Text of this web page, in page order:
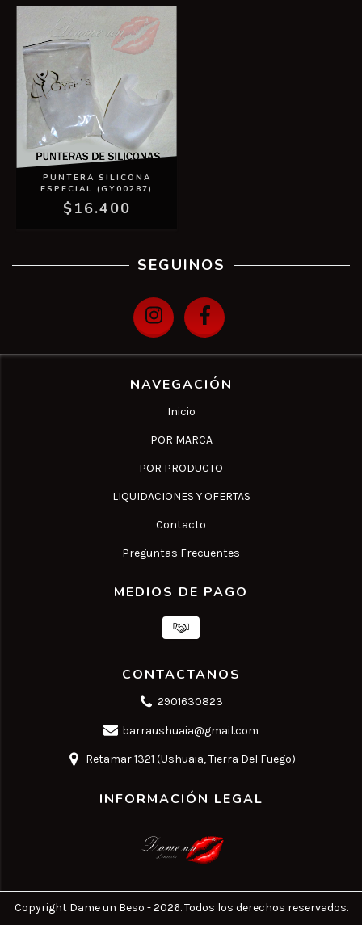
PUNTERA SILICONA
ESPECIAL (GY00287)
$16.400
SEGUINOS
NAVEGACIÓN
Inicio
POR MARCA
POR PRODUCTO
LIQUIDACIONES Y OFERTAS
Contacto
Preguntas Frecuentes
MEDIOS DE PAGO
CONTACTANOS
2901630823
barraushuaia@gmail.com
Retamar 1321 (Ushuaia, Tierra Del Fuego)
INFORMACIÓN LEGAL
Copyright Dame un Beso - 2026. Todos los derechos reservados.